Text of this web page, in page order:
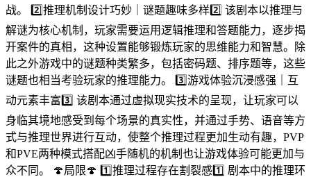
战。 2️⃣推理机制设计巧妙｜谜题趣味多样2️⃣ 该剧本以推理与
解谜为核心机制，玩家需要运用逻辑推理和答题能力，逐步揭
开案件的真相，这种设置能够锻炼玩家的思维能力和智慧。除
此之外游戏中的谜题种类繁多，包括密码题、排序题等，这些
谜题也相当考验玩家的推理能力。 3️⃣游戏体验沉浸感强｜互
动元素丰富3️⃣ 该剧本通过虚拟现实技术的呈现，让玩家可以
身临其境地感受到每个场景的真实性，并通过手势、语音等方
式与推理世界进行互动，使整个推理过程更加生动有趣，PVP
和PVE两种模式搭配凶手随机的机制也让游戏体验可能更加与
众不同。 🍄局限🍄 1️⃣推理过程存在割裂感1️⃣ 剧本中的推理环